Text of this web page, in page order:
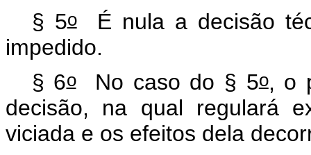
§ 5oÉ nula a decisão
impedido.
§ 6oNo caso do § 5o, o
decisão, na qual regulará
viciada e os efeitos dela